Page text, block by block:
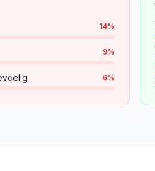
14%
9%
6%